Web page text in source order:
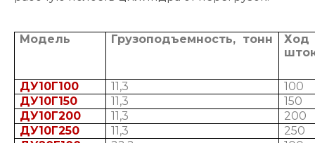
Модель Грузоподъемность, тонн
Ход
ДУ10Г100 11,3
100
ДУ10Г150
11,3
150
ДУ10Г200
11,3
200
ДУ10Г250
11,3
250